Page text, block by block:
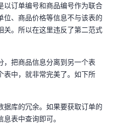
以订单编号和商品编号作为联合
位、商品价格等信息不与该表的
关。所以在这里违反了第二范式
，把商品信息分离到另一个表
表中，就非常完美了。如下所
据库的冗余。如果要获取订单的
表中查询即可。